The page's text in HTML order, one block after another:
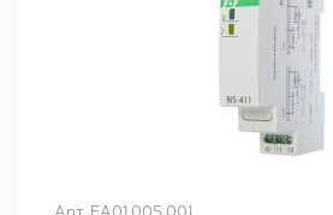
Арт. EA01.005.001